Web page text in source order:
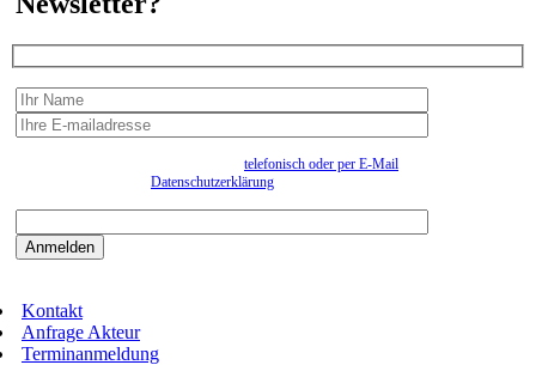
telefonisch oder per E-Mail
Datenschutzerklärung
Kontakt
Anfrage Akteur
Terminanmeldung